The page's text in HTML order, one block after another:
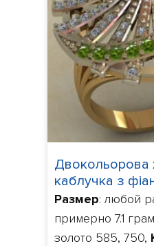
Двокольорова
каблучка з
Размер: любой
примерно 7.1
золото 585, 750,